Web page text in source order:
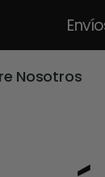
Nosotros